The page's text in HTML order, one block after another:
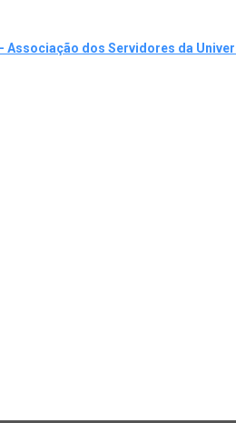
Associação dos Servidores da